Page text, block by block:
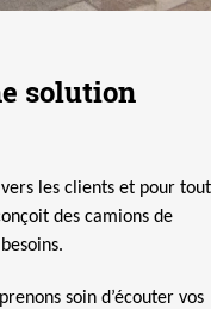
solution
les clients et pour tout
des camions de
soin d’écouter vos